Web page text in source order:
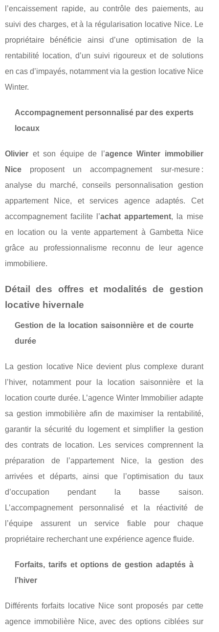
l’encaissement rapide, au contrôle des paiements, au
suivi des charges, et à la régularisation locative Nice. Le
propriétaire bénéficie ainsi d’une optimisation de la
rentabilité location, d’un suivi rigoureux et de solutions
en cas d’impayés, notamment via la gestion locative Nice
Winter.
Accompagnement personnalisé par des experts
locaux
Olivier et son équipe de l’agence Winter immobilier
Nice proposent un accompagnement sur-mesure :
analyse du marché, conseils personnalisation gestion
appartement Nice, et services agence adaptés. Cet
accompagnement facilite l’achat appartement, la mise
en location ou la vente appartement à Gambetta Nice
grâce au professionnalisme reconnu de leur agence
immobiliere.
Détail des offres et modalités de gestion
locative hivernale
Gestion de la location saisonnière et de courte
durée
La gestion locative Nice devient plus complexe durant
l’hiver, notamment pour la location saisonnière et la
location courte durée. L’agence Winter Immobilier adapte
sa gestion immobilière afin de maximiser la rentabilité,
garantir la sécurité du logement et simplifier la gestion
des contrats de location. Les services comprennent la
préparation de l’appartement Nice, la gestion des
arrivées et départs, ainsi que l’optimisation du taux
d’occupation pendant la basse saison.
L’accompagnement personnalisé et la réactivité de
l’équipe assurent un service fiable pour chaque
propriétaire recherchant une expérience agence fluide.
Forfaits, tarifs et options de gestion adaptés à
l’hiver
Différents forfaits locative Nice sont proposés par cette
agence immobilière Nice, avec des options ciblées sur